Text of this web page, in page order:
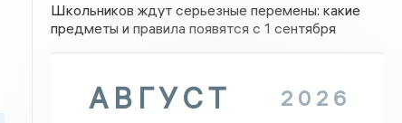
Школьников ждут серьезные перемены: какие
предметы и правила появятся с 1 сентября
АВГУСТ 2026